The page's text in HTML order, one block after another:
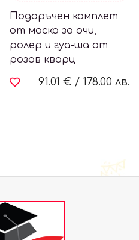
Подаръчен комплет
от маска за очи,
ролер и гуа-ша от
розов кварц
91.01 € / 178.00 лв.